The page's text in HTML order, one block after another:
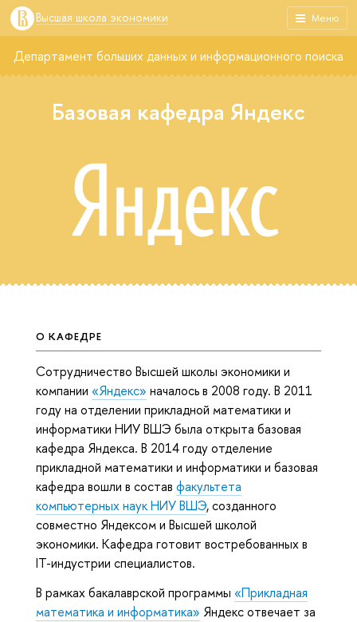
Меню
Высшая школа экономики
Департамент больших данных и информационного поиска
Базовая кафедра Яндекс
О КАФЕДРЕ
Сотрудничество Высшей школы экономики и
компании «Яндекс» началось в 2008 году. В 2011
году на отделении прикладной математики и
информатики НИУ ВШЭ была открыта базовая
кафедра Яндекса. В 2014 году отделение
прикладной математики и информатики и базовая
кафедра вошли в состав факультета
компьютерных наук НИУ ВШЭ, созданного
совместно Яндексом и Высшей школой
экономики. Кафедра готовит востребованных в
IT-индустрии специалистов.
В рамках бакалаврской программы «Прикладная
математика и информатика» Яндекс отвечает за